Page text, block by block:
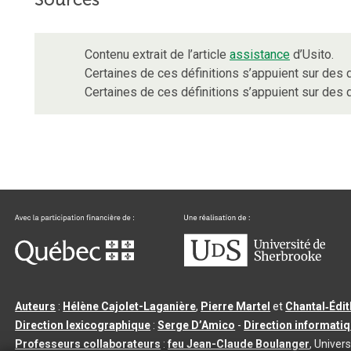
Contenu extrait de l’article assistance d’Usito.
Certaines de ces définitions s’appuient sur des
Certaines de ces définitions s’appuient sur des
Auteurs : Hélène Cajolet-Laganière, Pierre Martel et
Direction lexicographique :Serge D’Amico - Direction
Professeurs collaborateurs :feu Jean-Claude Boulanger,